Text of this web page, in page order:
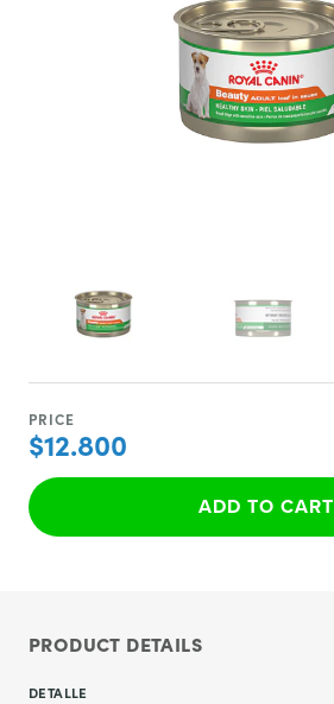
PRICE
$12.800
ADD TO CART
PRODUCT DETAILS
DETALLE